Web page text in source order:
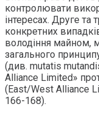
контролювати
інтересах. Друге та
конкретних
володіння майном,
загального
(див. mutatis
Alliance Limited»
(East/West Alliance
166-168).